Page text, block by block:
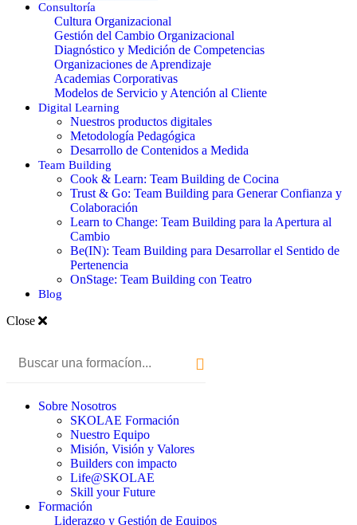
Consultoría
Cultura Organizacional
Gestión del Cambio Organizacional
Diagnóstico y Medición de Competencias
Organizaciones de Aprendizaje
Academias Corporativas
Modelos de Servicio y Atención al Cliente
Digital Learning
Nuestros productos digitales
Metodología Pedagógica
Desarrollo de Contenidos a Medida
Team Building
Cook & Learn: Team Building de Cocina
Trust & Go: Team Building para Generar Confianza y
Colaboración
Learn to Change: Team Building para la Apertura al
Cambio
Be(IN): Team Building para Desarrollar el Sentido de
Pertenencia
OnStage: Team Building con Teatro
Blog
Close
Sobre Nosotros
SKOLAE Formación
Nuestro Equipo
Misión, Visión y Valores
Builders con impacto
Life@SKOLAE
Skill your Future
Formación
Liderazgo y Gestión de Equipos